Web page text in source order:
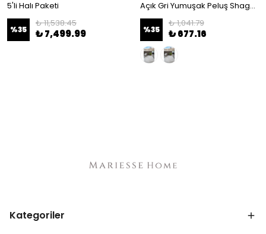
5'li Halı Paketi
%35
₺ 11,538.45
₺ 7,499.99
Açık Gri Yumuşak Peluş Shaggy Dokuma Halı Çocuk Odası Oturma Odası Salon Halısı - açık gri
%35
₺ 1,041.79
₺ 677.16
Kategoriler